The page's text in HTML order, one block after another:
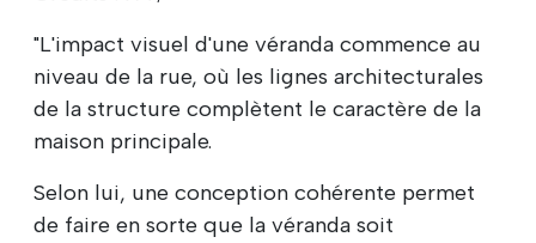
"L'impact visuel d'une véranda commence au
niveau de la rue, où les lignes architecturales
de la structure complètent le caractère de la
maison principale.
Selon lui, une conception cohérente permet
de faire en sorte que la véranda soit